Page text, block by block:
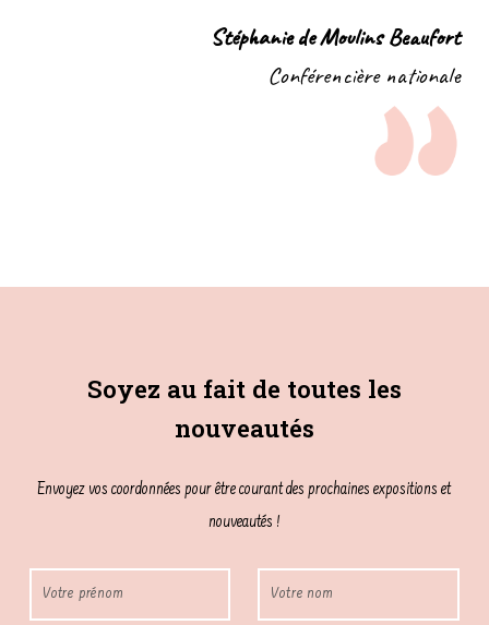
Stéphanie de Moulins Beaufort
Conférencière nationale
Soyez au fait de toutes les
nouveautés
Envoyez vos coordonnées pour être courant des prochaines expositions et
nouveautés !